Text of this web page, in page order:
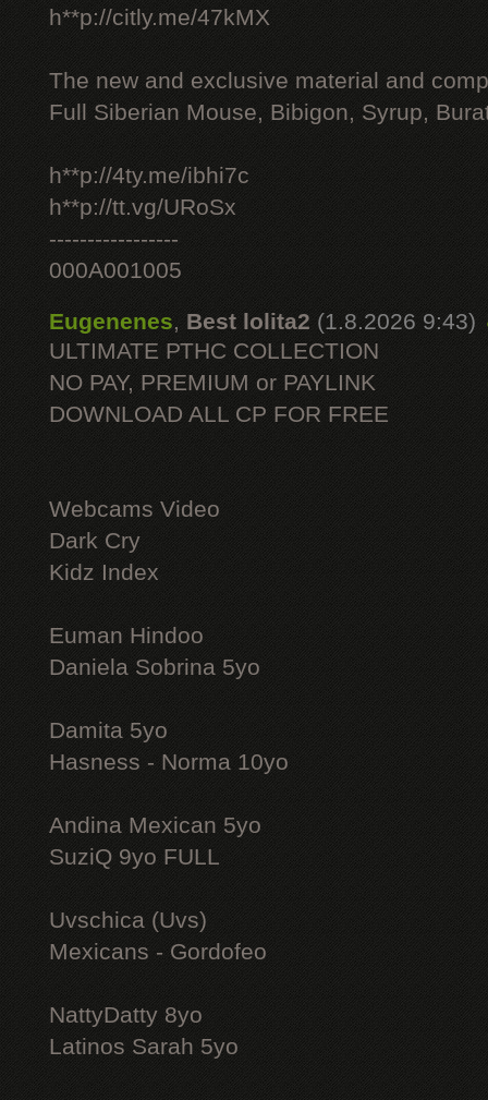
h**p://citly.me/47kMX
The new and exclusive material and
Full Siberian Mouse, Bibigon, Syrup,
h**p://4ty.me/ibhi7c
h**p://tt.vg/URoSx
-----------------
000A001005
Eugenenes, Best lolita2 (1.8.2026 9:43)
ULTIMATE РТНС COLLECTION
NO PAY, PREMIUM or PAYLINK
DOWNLOAD ALL СР FOR FREE
Webcams Video
Dark Cry
Kidz Index
Euman Hindoo
Daniela Sobrina 5yo
Damita 5yo
Hasness - Norma 10yo
Andina Mexican 5yo
SuziQ 9yo FULL
Uvschica (Uvs)
Mexicans - Gordofeo
NattyDatty 8yo
Latinos Sarah 5yo